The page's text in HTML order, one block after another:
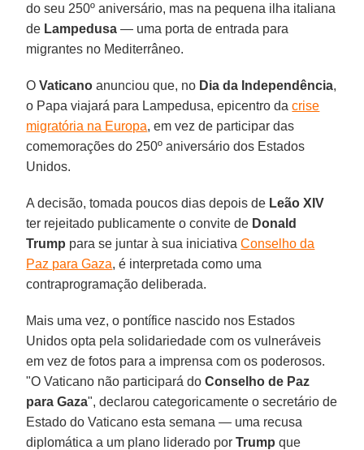
do seu 250º aniversário, mas na pequena ilha italiana
de Lampedusa — uma porta de entrada para
migrantes no Mediterrâneo.
OVaticano anunciou que, no Dia da Independência,
o Papa viajará para Lampedusa, epicentro dacrise
migratória na Europa, em vez de participar das
comemorações do 250º aniversário dos Estados
Unidos.
A decisão, tomada poucos dias depois de Leão XIV
ter rejeitado publicamente o convite de Donald
Trump para se juntar à sua iniciativaConselho da
Paz para Gaza, é interpretada como uma
contraprogramação deliberada.
Mais uma vez, o pontífice nascido nos Estados
Unidos opta pela solidariedade com os vulneráveis ​​
em vez de fotos para a imprensa com os poderosos.
"O Vaticano não participará doConselho de Paz
para Gaza", declarou categoricamente o secretário de
Estado do Vaticano esta semana — uma recusa
diplomática a um plano liderado porTrump que